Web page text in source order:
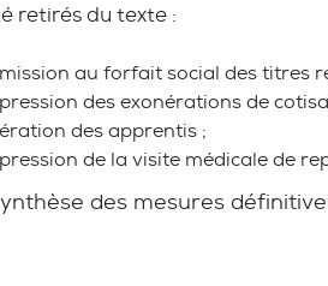
retirés du texte :
au forfait social des titres
des exonérations de
des apprentis ;
de la visite médicale de
des mesures